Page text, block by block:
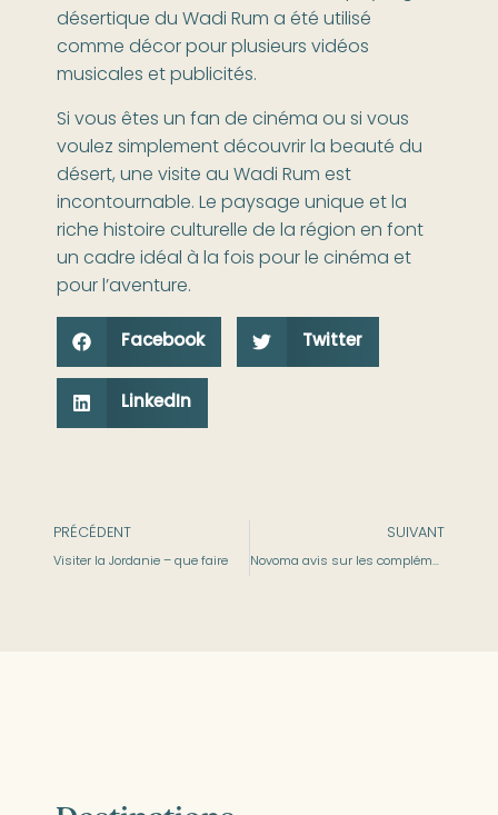
désertique du Wadi Rum a été utilisé
comme décor pour plusieurs vidéos
musicales et publicités.
Si vous êtes un fan de cinéma ou si vous
voulez simplement découvrir la beauté du
désert, une visite au Wadi Rum est
incontournable. Le paysage unique et la
riche histoire culturelle de la région en font
un cadre idéal à la fois pour le cinéma et
pour l’aventure.
Facebook Twitter
LinkedIn
PRÉCÉDENT
Visiter la Jordanie – que faire
SUIVANT
Novoma avis sur les compléments alimentaires made in France